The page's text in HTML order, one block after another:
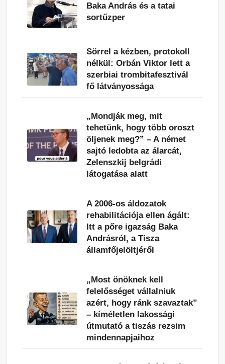
Baka András és a tatai
sortűzper
Sörrel a kézben, protokoll
nélkül: Orbán Viktor lett a
szerbiai trombitafesztivál
fő látványossága
„Mondják meg, mit
tehetünk, hogy több oroszt
öljenek meg?” – A német
sajtó ledobta az álarcát,
Zelenszkij belgrádi
látogatása alatt
A 2006-os áldozatok
rehabilitációja ellen ágált:
Itt a pőre igazság Baka
Andrásról, a Tisza
államfőjelöltjéről
„Most önöknek kell
felelősséget vállalniuk
azért, hogy ránk szavaztak”
– kíméletlen lakossági
útmutató a tiszás rezsim
mindennapjaihoz